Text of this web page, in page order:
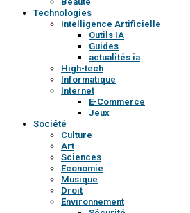
Technologies
Intelligence Artificielle
Outils IA
Guides
actualités ia
High-tech
Informatique
Internet
E-Commerce
Jeux
Société
Culture
Art
Sciences
Économie
Musique
Droit
Environnement